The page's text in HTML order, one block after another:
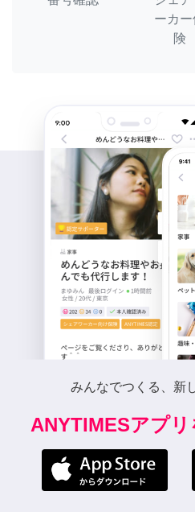
ーカー
険
みんなでつくる、新
ANYTIMESアプ